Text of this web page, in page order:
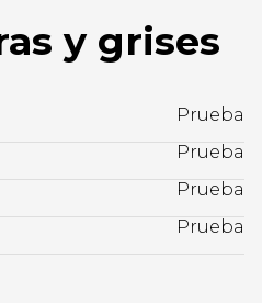
y grises
Prueba
Prueba
Prueba
Prueba